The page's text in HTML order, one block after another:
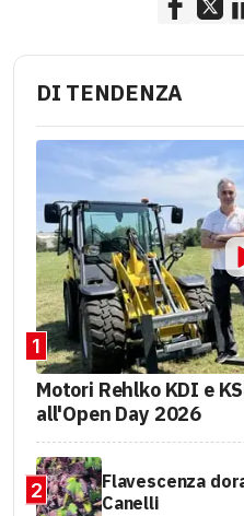
DI TENDENZA
1
Motori Rehlko KDI e
all'Open Day 2026
2
Flavescenza
Canelli